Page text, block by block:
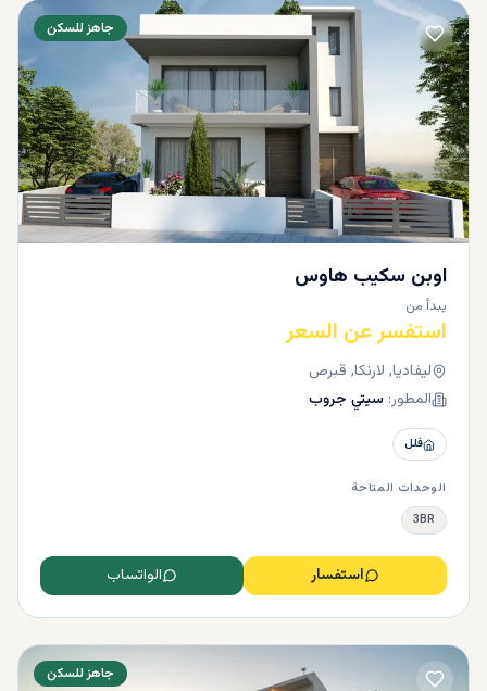
جاهز للسكن
اوبن سكيب هاوس
يبدأ من
استفسر عن السعر
ليفاديا, لارنكا, قبرص
المطور: سيتي جروب
فلل
الوحدات المتاحة
3BR
استفسار الواتساب
جاهز للسكن